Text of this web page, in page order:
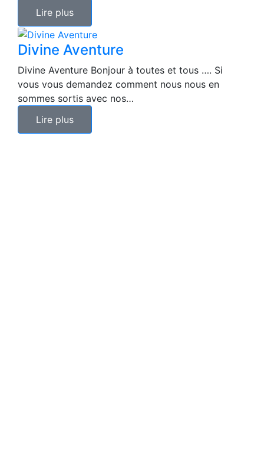
Lire plus
Divine Aventure
Divine Aventure Bonjour à toutes et tous …. Si
vous vous demandez comment nous nous en
sommes sortis avec nos…
Lire plus